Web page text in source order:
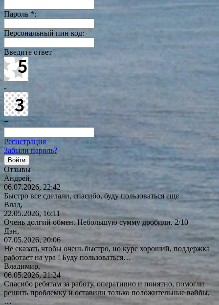
Пароль *:
Персональный пин код:
Введите ответ
-
=
Регистрация
Забыли пароль?
Отзывы
Андрей,
06.07.2026, 22:42
Быстро все сделали, спасибо, буду пользоваться еще
Влад,
22.05.2026, 16:11
Очень долгий обмен. Небольшую сумму дробили. 2/10
Дэн,
07.05.2026, 20:06
Не сказать чтобы очень быстро, но курс хороший, поддержка
работает на ура ! Буду пользоваться…
Владимир,
06.05.2026, 21:24
Спасибо ребятам за работу, оперативно и понятно, помогли
решить проблемку и оставили только положительные вайбы,
…